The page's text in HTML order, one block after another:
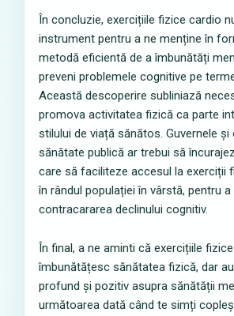
În concluzie, exercițiile fizice cardio
instrument pentru a ne menține în
metodă eficientă de a îmbunătăți
preveni problemele cognitive pe
Această descoperire subliniază
promova activitatea fizică ca parte
stilului de viață sănătos. Guvernele și
sănătate publică ar trebui să
care să faciliteze accesul la exerciții
în rândul populației în vârstă, pentru a
contracararea declinului cognitiv.
În final, a ne aminti că exercițiile
îmbunătățesc sănătatea fizică, dar
profund și pozitiv asupra sănătății
următoarea dată când te simți